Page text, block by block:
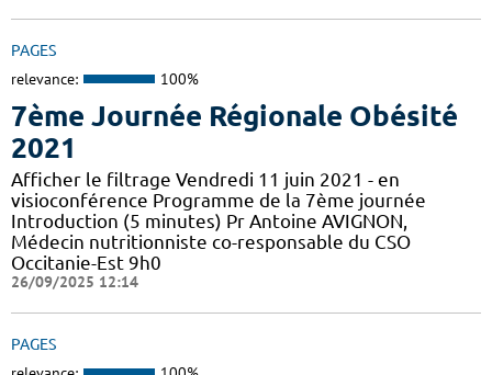
PAGES
relevance: 100%
7ème Journée Régionale Obésité
2021
Afficher le filtrage Vendredi 11 juin 2021 - en
visioconférence Programme de la 7ème journée
Introduction (5 minutes) Pr Antoine AVIGNON,
Médecin nutritionniste co-responsable du CSO
Occitanie-Est 9h0
26/09/2025 12:14
PAGES